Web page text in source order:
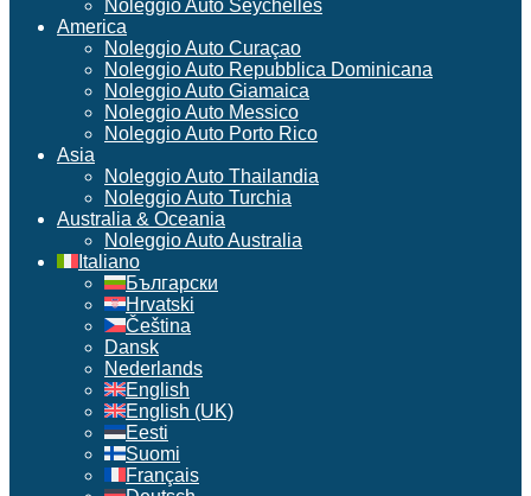
Noleggio Auto Seychelles
America
Noleggio Auto Curaçao
Noleggio Auto Repubblica Dominicana
Noleggio Auto Giamaica
Noleggio Auto Messico
Noleggio Auto Porto Rico
Asia
Noleggio Auto Thailandia
Noleggio Auto Turchia
Australia & Oceania
Noleggio Auto Australia
Italiano
Български
Hrvatski
Čeština
Dansk
Nederlands
English
English (UK)
Eesti
Suomi
Français